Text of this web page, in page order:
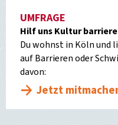
UMFRAGE
Hilf uns Kultur
Du wohnst in Köln und
auf Barrieren oder
davon:
Jetzt